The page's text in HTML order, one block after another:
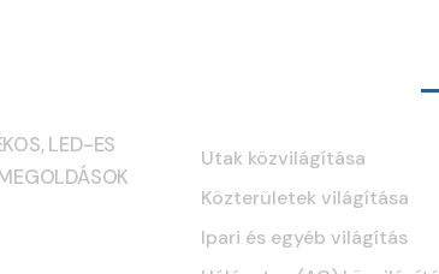
LED-ES
Utak közvilágítása
Közterületek világítása
Ipari és egyéb világítás